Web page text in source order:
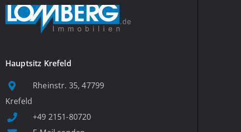
Hauptsitz Krefeld
Rheinstr. 35, 47799
Krefeld
+49 2151-80720